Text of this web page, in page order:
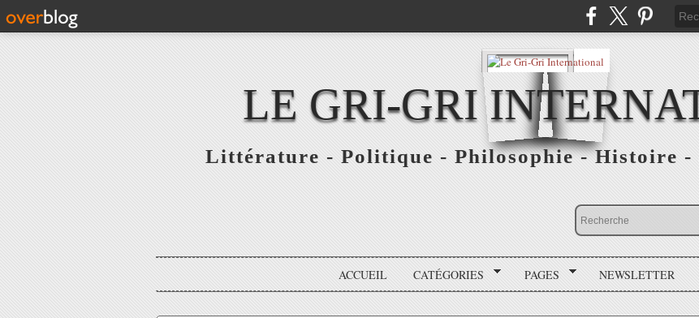
LE GRI-GRI
Littérature - Politique - Philosophie - Histoire -
ACCUEIL CATÉGORIES PAGES NEWSLETTER